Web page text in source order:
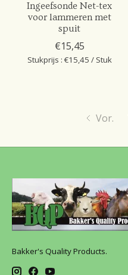
Ingeefsonde Net-tex
voor lammeren met
spuit
€15,45
Stukprijs : €15,45 / Stuk
Vor.
Bakker's Quality Products.